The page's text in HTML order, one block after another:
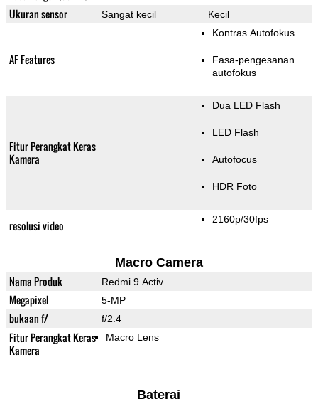
Ukuran sensor Sangat kecil Kecil
AF Features
Kontras Autofokus
Fasa-pengesanan
autofokus
Fitur Perangkat Keras
Kamera
Dua LED Flash
LED Flash
Autofocus
HDR Foto
resolusi video 2160p/30fps
Macro Camera
Nama Produk Redmi 9 Activ
Megapixel 5-MP
bukaan f/ f/2.4
Fitur Perangkat Keras
Kamera
Macro Lens
Baterai